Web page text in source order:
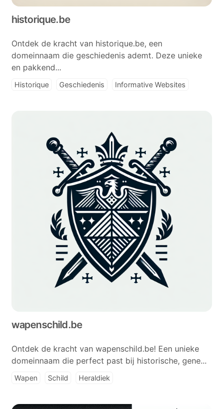
historique.be
Ontdek de kracht van historique.be, een
domeinnaam die geschiedenis ademt. Deze unieke
en pakkend...
Historique Geschiedenis Informative Websites
wapenschild.be
Ontdek de kracht van wapenschild.be! Een unieke
domeinnaam die perfect past bij historische, gene...
Wapen Schild Heraldiek